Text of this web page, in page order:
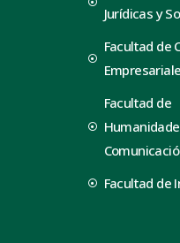
Jurídicas y
Facultad de
Facultad de
Facultad de